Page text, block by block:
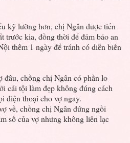
kỹ lưỡng hơn, chị Ngân được tiến
trước kia, đồng thời để đảm bảo an
thêm 1 ngày để tránh có diễn biến
đâu, chồng chị Ngân có phần lo
cái tội làm đẹp không đúng cách
điện thoại cho vợ ngay.
về, chồng chị Ngân đứng ngồi
số của vợ nhưng không liên lạc